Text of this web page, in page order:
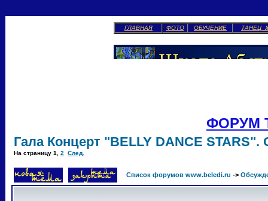
ГЛАВНАЯ ФОТО ОБУЧЕНИЕ ТАНЕЦ
ФОРУМ
Гала Концерт "BELLY DANCE
На страницу 1 2 След.
Список форумов www.beledi.ru ->